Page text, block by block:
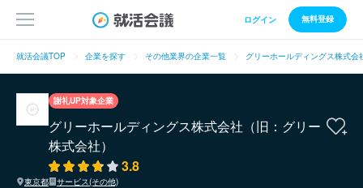
ログイン 無料登録
就活会議TOP 企業を探す その他業界の企業一覧 グリーホールディングス株式会
謝礼UP対象企業
グリーホールディングス株式会社（旧：グリー
株式会社）
3.8
東京都
サービス(その他)